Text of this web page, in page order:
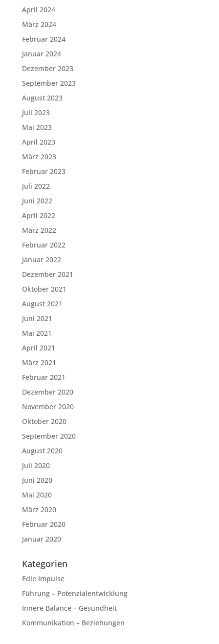
April 2024
März 2024
Februar 2024
Januar 2024
Dezember 2023
September 2023
August 2023
Juli 2023
Mai 2023
April 2023
März 2023
Februar 2023
Juli 2022
Juni 2022
April 2022
März 2022
Februar 2022
Januar 2022
Dezember 2021
Oktober 2021
August 2021
Juni 2021
Mai 2021
April 2021
März 2021
Februar 2021
Dezember 2020
November 2020
Oktober 2020
September 2020
August 2020
Juli 2020
Juni 2020
Mai 2020
März 2020
Februar 2020
Januar 2020
Kategorien
Edle Impulse
Führung – Potenzialentwicklung
Innere Balance – Gesundheit
Kommunikation – Beziehungen